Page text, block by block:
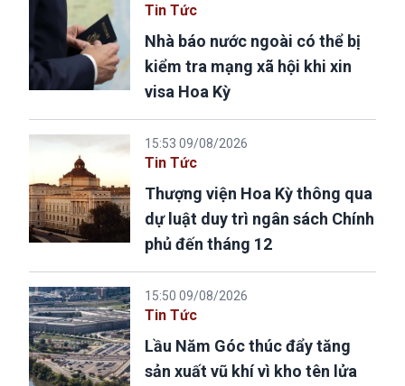
Tin Tức
Nhà báo nước ngoài có thể bị
kiểm tra mạng xã hội khi xin
visa Hoa Kỳ
15:53 09/08/2026
Tin Tức
Thượng viện Hoa Kỳ thông qua
dự luật duy trì ngân sách Chính
phủ đến tháng 12
15:50 09/08/2026
Tin Tức
Lầu Năm Góc thúc đẩy tăng
sản xuất vũ khí vì kho tên lửa